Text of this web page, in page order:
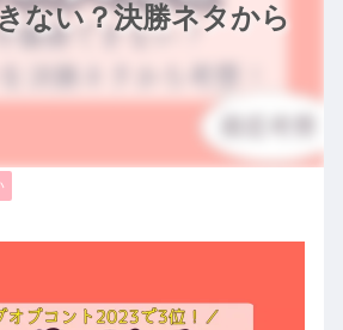
ない？決勝ネタから